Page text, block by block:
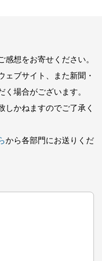
想をお寄せください。
ェブサイト、また新聞・
く場合がございます。
かねますのでご了承く
から各部門にお送りくだ